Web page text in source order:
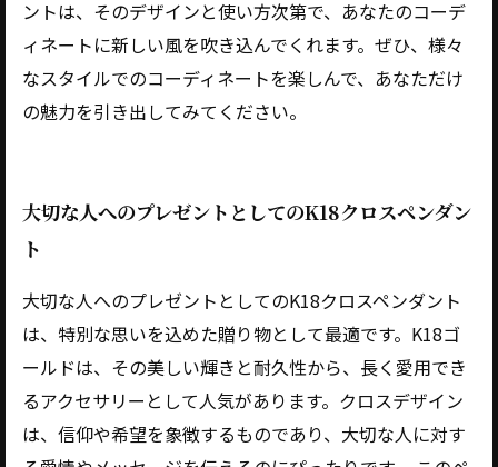
ントは、そのデザインと使い方次第で、あなたのコーデ
ィネートに新しい風を吹き込んでくれます。ぜひ、様々
なスタイルでのコーディネートを楽しんで、あなただけ
の魅力を引き出してみてください。
大切な人へのプレゼントとしてのK18クロスペンダン
ト
大切な人へのプレゼントとしてのK18クロスペンダント
は、特別な思いを込めた贈り物として最適です。K18ゴ
ールドは、その美しい輝きと耐久性から、長く愛用でき
るアクセサリーとして人気があります。クロスデザイン
は、信仰や希望を象徴するものであり、大切な人に対す